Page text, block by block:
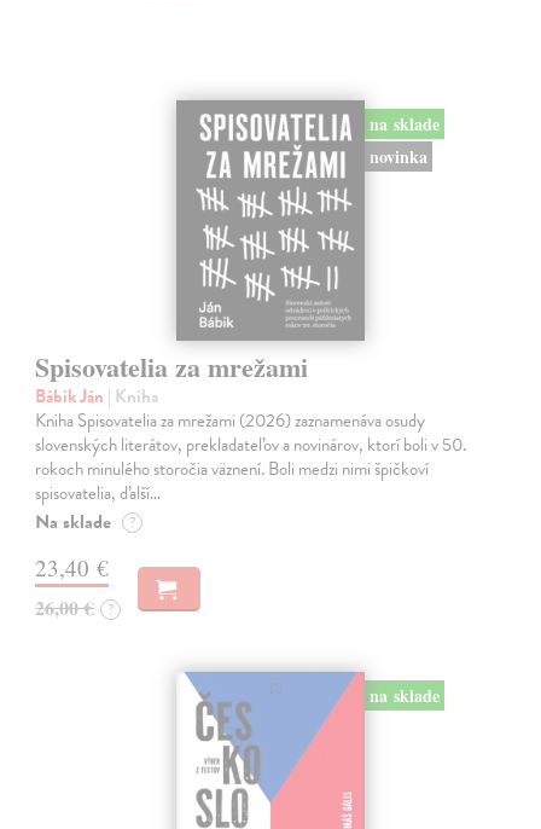
na sklade
novinka
Spisovatelia za mrežami
Bábik Ján | Kniha
Kniha Spisovatelia za mrežami (2026) zaznamenáva osudy
slovenských literátov, prekladateľov a novinárov, ktorí boli v 50.
rokoch minulého storočia väznení. Boli medzi nimi špičkoví
spisovatelia, ďalší…
Na sklade ?
23,40 €
26,00 € ?
na sklade